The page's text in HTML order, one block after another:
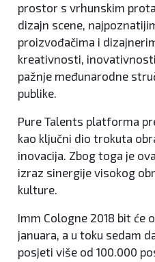
prostor s vrhunskim
dizajn scene,
proizvođačima i
kreativnosti,
pažnje međunarodne
publike.
Pure Talents platforma
kao ključni dio trokuta
inovacija. Zbog toga je
izraz sinergije visokog
kulture.
Imm Cologne 2018 bit će
januara, a u toku sedam
posjeti više od 100.000